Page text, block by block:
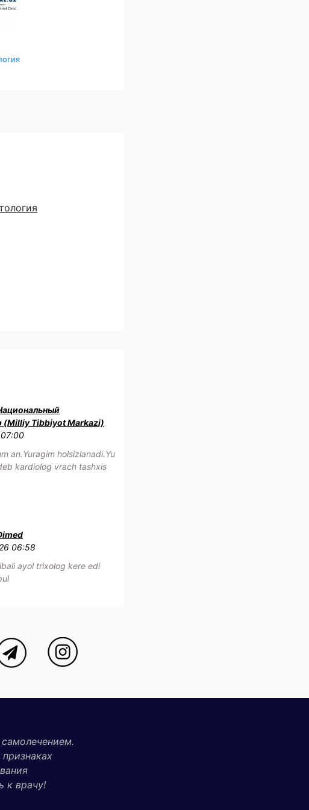
(Milliy Tibbiyot Markazi)
an.Yuragim holsizlanadi.Yu
kardiolog vrach tashxis
06:58
ayol trixolog kere edi
к врачу!